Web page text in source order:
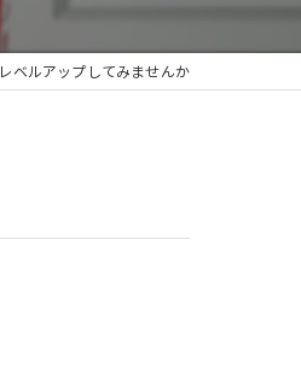
レベルアップしてみませんか